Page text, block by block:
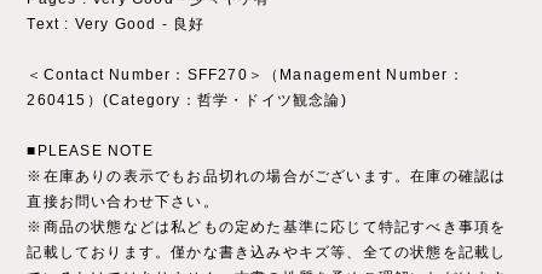
Text : Very Good ‐ 良好
＜Contact Number：SFF270＞（Management Number：
260415）(Category：哲学・ドイツ観念論)
■PLEASE NOTE
※在庫ありの表示でもお品切れの場合がございます。在庫の確認は
直接お問い合わせ下さい。
※商品の状態などは私どもの定めた基準に応じて特記すべき事項を
記載しております。僅かな書き込みやキズ等、全ての状態を記載し